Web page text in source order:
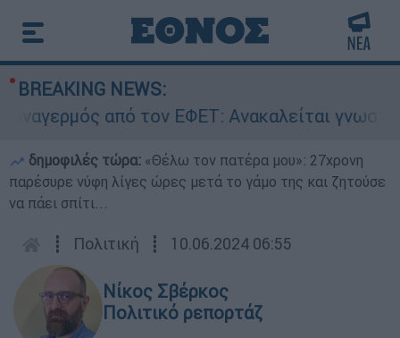
BREAKING NEWS:
από τον ΕΦΕΤ: Ανακαλείται γνωστή
δημοφιλές τώρα: «Θέλω τον πατέρα μου»: 27χρονη
παρέσυρε νύφη λίγες ώρες μετά το γάμο της και ζητούσε
να πάει σπίτι...
┋ Πολιτική ┋ 10.06.2024 06:55
Νίκος Σβέρκος
Πολιτικό ρεπορτάζ